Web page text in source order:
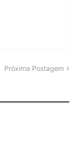
Próxima Postagem